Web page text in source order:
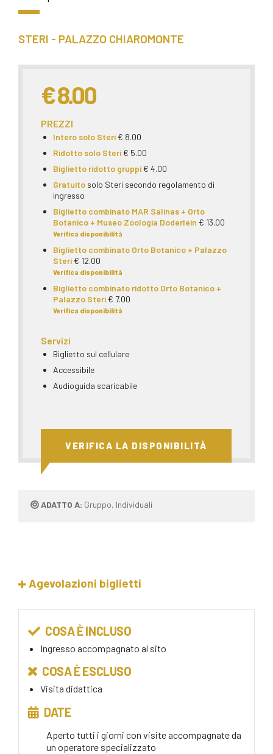
STERI - PALAZZO CHIAROMONTE
€ 8.00
PREZZI
Intero solo Steri€ 8.00
Ridotto solo Steri€ 5.00
Biglietto ridotto gruppi€ 4.00
Gratuito solo Steri secondo regolamento di
ingresso
Biglietto combinato MAR Salinas + Orto
Botanico + Museo Zoologia Doderlein € 13.00
Verifica disponibilità
Biglietto combinato Orto Botanico + Palazzo
Steri€ 12.00
Verifica disponibilità
Biglietto combinato ridotto Orto Botanico +
Palazzo Steri€ 7.00
Verifica disponibilità
Servizi
Biglietto sul cellulare
Accessibile
Audioguida scaricabile
VERIFICA LA DISPONIBILITÀ
ADATTO A: Gruppo, Individuali
Agevolazioni biglietti
COSA È INCLUSO
Ingresso accompagnato al sito
COSA È ESCLUSO
Visita didattica
DATE
Aperto tutti i giorni con visite accompagnate da
un operatore specializzato